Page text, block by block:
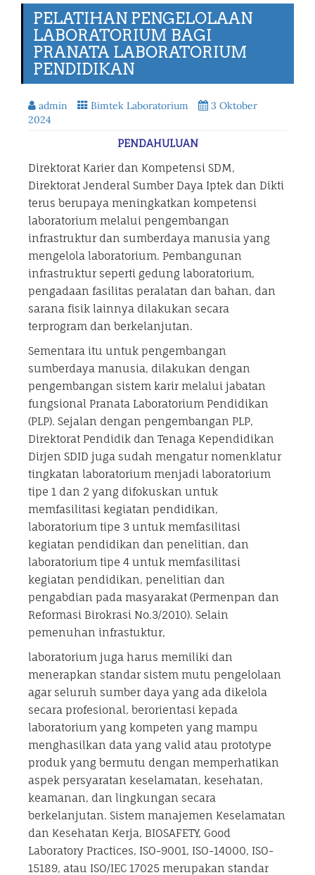
PELATIHAN PENGELOLAAN
LABORATORIUM BAGI
PRANATA LABORATORIUM
PENDIDIKAN
admin Bimtek Laboratorium
3 Oktober
2024
PENDAHULUAN
Direktorat Karier dan Kompetensi SDM,
Direktorat Jenderal Sumber Daya Iptek dan Dikti
terus berupaya meningkatkan kompetensi
laboratorium melalui pengembangan
infrastruktur dan sumberdaya manusia yang
mengelola laboratorium. Pembangunan
infrastruktur seperti gedung laboratorium,
pengadaan fasilitas peralatan dan bahan, dan
sarana fisik lainnya dilakukan secara
terprogram dan berkelanjutan.
Sementara itu untuk pengembangan
sumberdaya manusia, dilakukan dengan
pengembangan sistem karir melalui jabatan
fungsional Pranata Laboratorium Pendidikan
(PLP). Sejalan dengan pengembangan PLP,
Direktorat Pendidik dan Tenaga Kependidikan
Dirjen SDID juga sudah mengatur nomenklatur
tingkatan laboratorium menjadi laboratorium
tipe 1 dan 2 yang difokuskan untuk
memfasilitasi kegiatan pendidikan,
laboratorium tipe 3 untuk memfasilitasi
kegiatan pendidikan dan penelitian, dan
laboratorium tipe 4 untuk memfasilitasi
kegiatan pendidikan, penelitian dan
pengabdian pada masyarakat (Permenpan dan
Reformasi Birokrasi No.3/2010). Selain
pemenuhan infrastuktur,
laboratorium juga harus memiliki dan
menerapkan standar sistem mutu pengelolaan
agar seluruh sumber daya yang ada dikelola
secara profesional, berorientasi kepada
laboratorium yang kompeten yang mampu
menghasilkan data yang valid atau prototype
produk yang bermutu dengan memperhatikan
aspek persyaratan keselamatan, kesehatan,
keamanan, dan lingkungan secara
berkelanjutan. Sistem manajemen Keselamatan
dan Kesehatan Kerja, BIOSAFETY, Good
Laboratory Practices, ISO-9001, ISO-14000, ISO-
15189, atau ISO/IEC 17025 merupakan standar